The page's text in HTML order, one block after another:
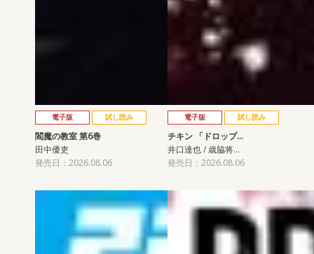
電子版 試し読み
閻魔の教室 第6巻
田中優吏
発売日：2026.08.06
電子版 試し読み
チキン 「ドロップ…
井口達也 / 歳脇将…
発売日：2026.08.06